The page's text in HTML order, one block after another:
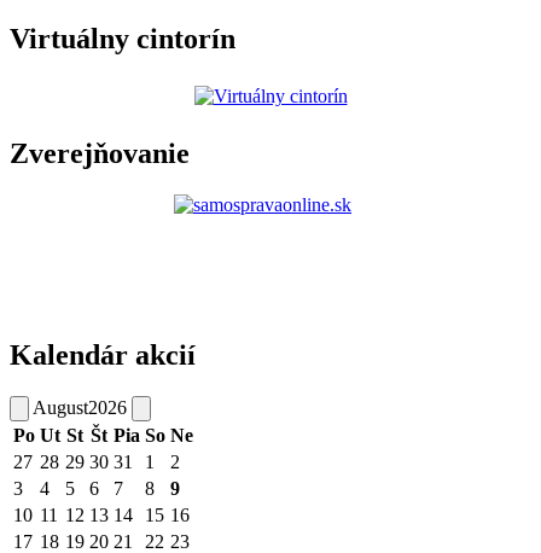
Virtuálny cintorín
Zverejňovanie
Kalendár akcií
August2026
Po Ut St Št Pia So Ne
27 28 29 30 31 1
2
3
4 5 6 7 8
9
10 11 12 13 14 15 16
17 18 19 20 21 22 23